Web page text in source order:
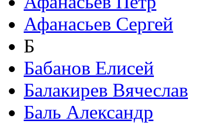
Афанасьев Сергей
Б
Бабанов Елисей
Балакирев Вячеслав
Баль Александр